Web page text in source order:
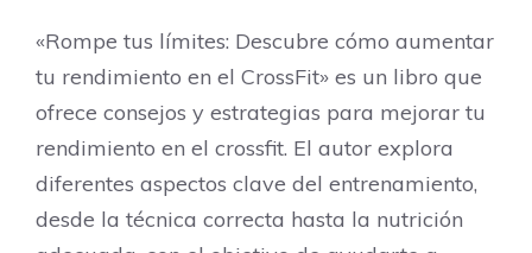
«Rompe tus límites: Descubre cómo aumentar
tu rendimiento en el CrossFit» es un libro que
ofrece consejos y estrategias para mejorar tu
rendimiento en el crossfit. El autor explora
diferentes aspectos clave del entrenamiento,
desde la técnica correcta hasta la nutrición